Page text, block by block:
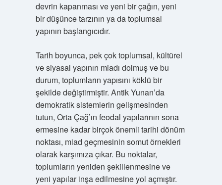
devrin kapanması ve yeni bir çağın, yeni
bir düşünce tarzının ya da toplumsal
yapının başlangıcıdır.
Tarih boyunca, pek çok toplumsal, kültürel
ve siyasal yapının miadı dolmuş ve bu
durum, toplumların yapısını köklü bir
şekilde değiştirmiştir. Antik Yunan’da
demokratik sistemlerin gelişmesinden
tutun, Orta Çağ’ın feodal yapılarının sona
ermesine kadar birçok önemli tarihi dönüm
noktası, miad geçmesinin somut örnekleri
olarak karşımıza çıkar. Bu noktalar,
toplumların yeniden şekillenmesine ve
yeni yapılar inşa edilmesine yol açmıştır.